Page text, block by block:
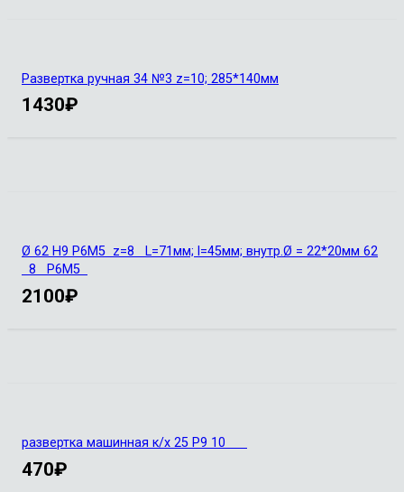
Развертка ручная 34 №3 z=10; 285*140мм
1430₽
Ø 62 Н9 Р6М5 z=8 L=71мм; l=45мм; внутр.Ø = 22*20мм 62
8 Р6М5
2100₽
развертка машинная к/х 25 Р9 10
470₽